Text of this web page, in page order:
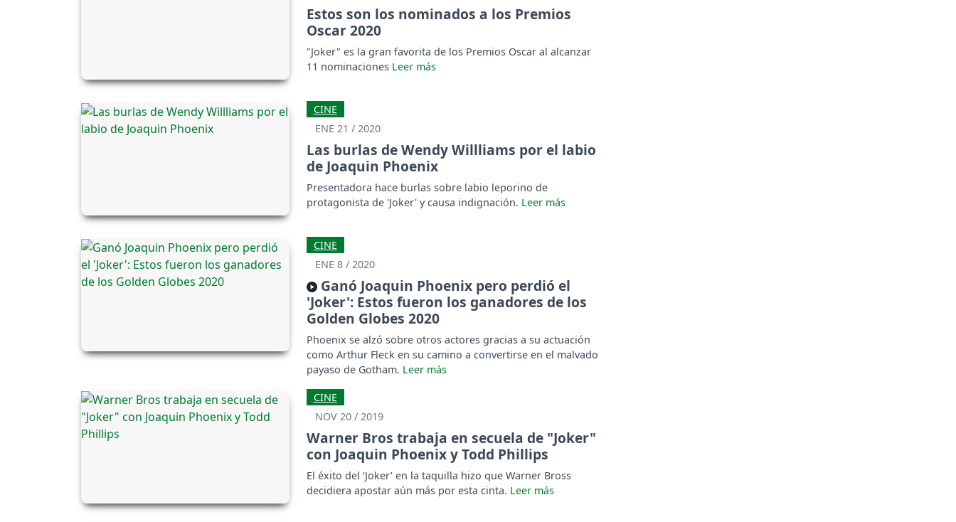
Estos son los nominados a los Premios
Oscar 2020
"Joker" es la gran favorita de los Premios Oscar al alcanzar
11 nominaciones
CINE
ENE 21 / 2020
Las burlas de Wendy Willliams por el labio
de Joaquin Phoenix
Presentadora hace burlas sobre labio leporino de
protagonista de 'Joker' y causa indignación.
CINE
ENE 8 / 2020
Ganó Joaquin Phoenix pero perdió el
'Joker': Estos fueron los ganadores de los
Golden Globes 2020
Phoenix se alzó sobre otros actores gracias a su actuación
como Arthur Fleck en su camino a convertirse en el malvado
payaso de Gotham.
CINE
NOV 20 / 2019
Warner Bros trabaja en secuela de "Joker"
con Joaquin Phoenix y Todd Phillips
El éxito del ‘Joker’ en la taquilla hizo que Warner Bross
decidiera apostar aún más por esta cinta.